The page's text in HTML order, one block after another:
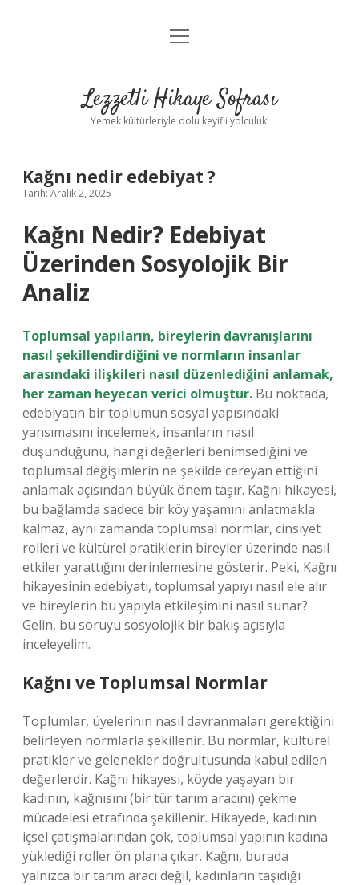
Anasayfa
Yasal Uyarı
menüyü
Lezzetli Hikaye Sofrası
Yemek kültürleriyle dolu keyifli yolculuk!
Kağnı nedir edebiyat ?
Tarih: Aralık 2, 2025
Kağnı Nedir? Edebiyat
Üzerinden Sosyolojik Bir
Analiz
Toplumsal yapıların, bireylerin davranışlarını
nasıl şekillendirdiğini ve normların insanlar
arasındaki ilişkileri nasıl düzenlediğini anlamak,
her zaman heyecan verici olmuştur. Bu noktada,
edebiyatın bir toplumun sosyal yapısındaki
yansımasını incelemek, insanların nasıl
düşündüğünü, hangi değerleri benimsediğini ve
toplumsal değişimlerin ne şekilde cereyan ettiğini
anlamak açısından büyük önem taşır. Kağnı hikayesi,
bu bağlamda sadece bir köy yaşamını anlatmakla
kalmaz, aynı zamanda toplumsal normlar, cinsiyet
rolleri ve kültürel pratiklerin bireyler üzerinde nasıl
etkiler yarattığını derinlemesine gösterir. Peki, Kağnı
hikayesinin edebiyatı, toplumsal yapıyı nasıl ele alır
ve bireylerin bu yapıyla etkileşimini nasıl sunar?
Gelin, bu soruyu sosyolojik bir bakış açısıyla
inceleyelim.
Kağnı ve Toplumsal Normlar
Toplumlar, üyelerinin nasıl davranmaları gerektiğini
belirleyen normlarla şekillenir. Bu normlar, kültürel
pratikler ve gelenekler doğrultusunda kabul edilen
değerlerdir. Kağnı hikayesi, köyde yaşayan bir
kadının, kağnısını (bir tür tarım aracını) çekme
mücadelesi etrafında şekillenir. Hikayede, kadının
içsel çatışmalarından çok, toplumsal yapının kadına
yüklediği roller ön plana çıkar. Kağnı, burada
yalnızca bir tarım aracı değil, kadınların taşıdığı